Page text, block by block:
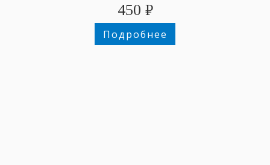
450 ₽
Подробнее